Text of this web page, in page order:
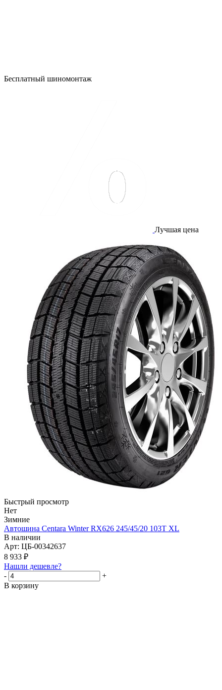
Бесплатный шиномонтаж
Лучшая цена
Быстрый просмотр
Нет
Зимние
Автошина Centara Winter RX626 245/45/20 103T XL
В наличии
Арт: ЦБ-00342637
8 933 ₽
Нашли дешевле?
-
+
В корзину